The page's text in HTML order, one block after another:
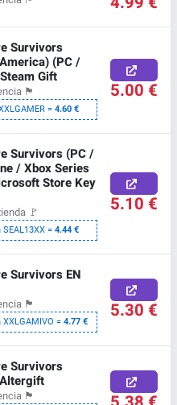
Survivors
(PC /
Gift
🏴
=4.60 €
5.00 €
Survivors (PC /
/ Xbox Series
Store Key
🚩
SEAL13XX =4.44 €
5.10 €
Survivors EN
🏴
XXLGAMIVO =4.77 € 5.30 €
Survivors
🏴